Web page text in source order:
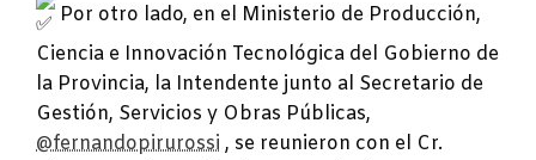
Por otro lado, en el Ministerio de Producción,
Ciencia e Innovación Tecnológica del Gobierno de
la Provincia, la Intendente junto al Secretario de
Gestión, Servicios y Obras Públicas,
@fernandopirurossi , se reunieron con el Cr.